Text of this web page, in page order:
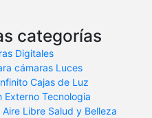
categorías
Digitales
cámaras Luces
Cajas de Luz
Externo Tecnologia
Libre Salud y Belleza